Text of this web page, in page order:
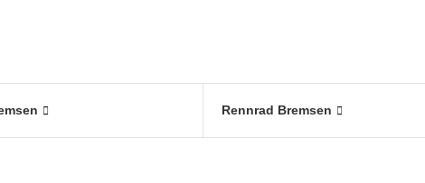
Rennrad Bremsen